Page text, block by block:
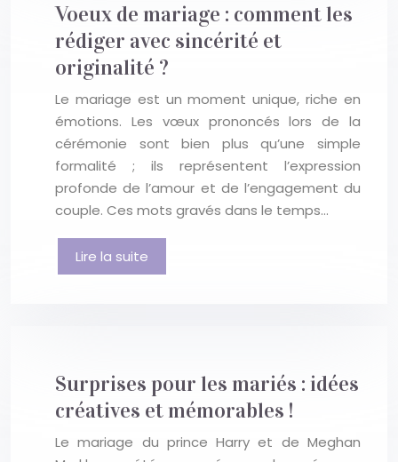
Voeux de mariage : comment les
rédiger avec sincérité et
originalité ?
Le mariage est un moment unique, riche en
émotions. Les vœux prononcés lors de la
cérémonie sont bien plus qu’une simple
formalité ; ils représentent l’expression
profonde de l’amour et de l’engagement du
couple. Ces mots gravés dans le temps…
Lire la suite
Surprises pour les mariés : idées
créatives et mémorables !
Le mariage du prince Harry et de Meghan